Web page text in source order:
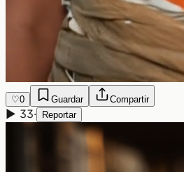
♡0 Guardar Compartir
▶ 33· Reportar